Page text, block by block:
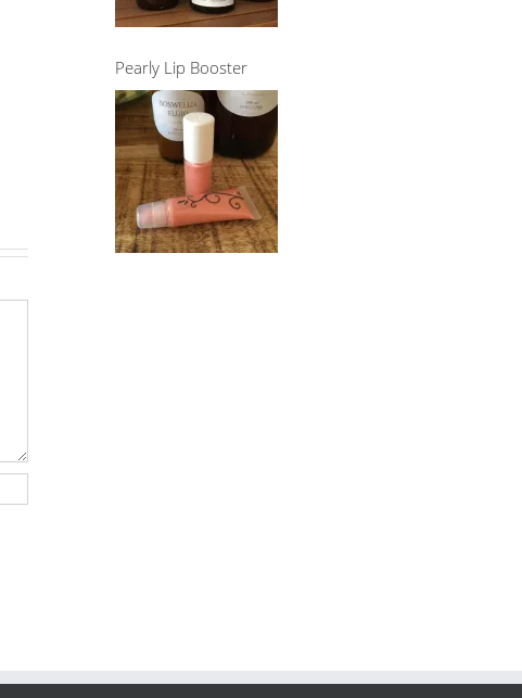
Pearly Lip Booster